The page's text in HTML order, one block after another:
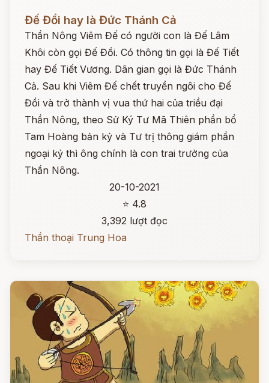
Đọc ngay
Đế Đồi hay là Đức Thánh Cả
Thần Nông Viêm Đế có người con là Đế Lâm
Khôi còn gọi Đế Đồi. Có thông tin gọi là Đế Tiết
hay Đế Tiết Vương. Dân gian gọi là Đức Thánh
Cả. Sau khi Viêm Đế chết truyền ngôi cho Đế
Đồi và trở thành vị vua thứ hai của triều đại
Thần Nông, theo Sử Ký Tư Mã Thiên phần bổ
Tam Hoàng bản kỷ và Tư trị thông giám phần
ngoại kỷ thì ông chính là con trai trưởng của
Thần Nông.
20-10-2021
⭐ 4.8
3,392 lượt đọc
Thần thoại Trung Hoa